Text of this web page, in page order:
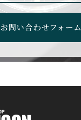
お問い合わせフォーム